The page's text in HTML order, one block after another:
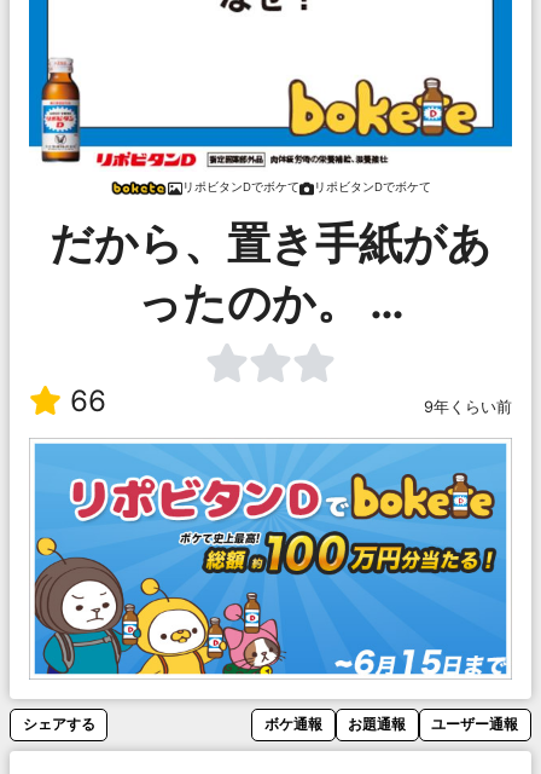
リポビタンDでボケて リポビタンDでボケて
だから、置き手紙があ
ったのか。 …
66 9年くらい前
シェアする ボケ通報 お題通報 ユーザー通報